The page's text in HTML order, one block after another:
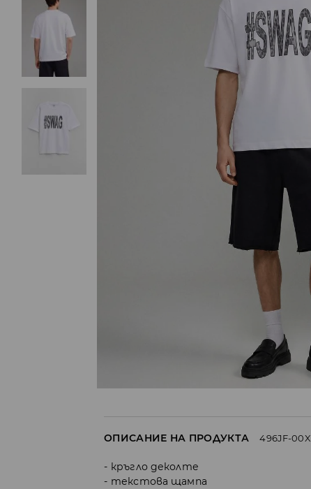
ОПИСАНИЕ НА ПРОДУКТА 496JF-00X
кръгло деколте
текстова щампа